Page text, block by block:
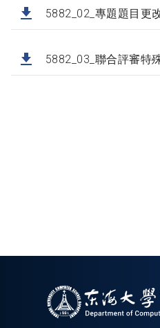
5882_02_專題題目更
5882_03_聯合評審特